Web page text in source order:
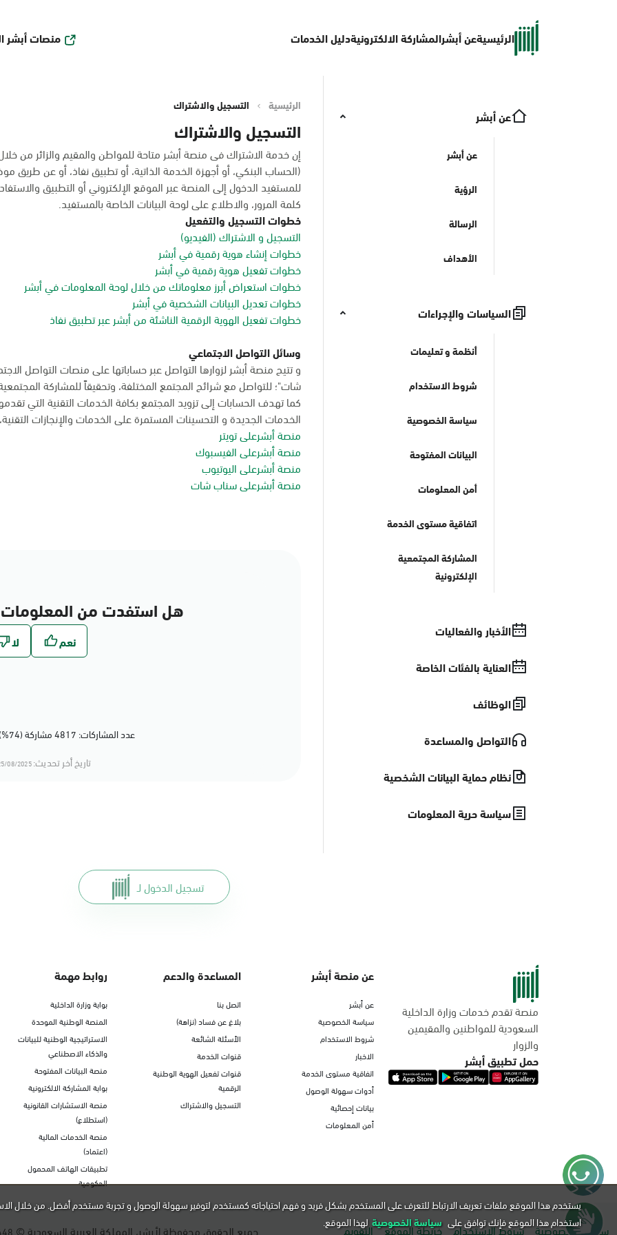
الرئيسيةعن أبشرالمشاركة الالكترونيةدليل الخدمات منصات أبشر
عن أبشر
عن أبشر
الرؤية
الرسالة
الأهداف
السياسات والإجراءات
أنظمة و تعليمات
شروط الاستخدام
سياسة الخصوصية
البيانات المفتوحة
أمن المعلومات
اتفاقية مستوى الخدمة
المشاركة المجتمعية
الإلكترونية
الأخبار والفعاليات
العناية بالفئات الخاصة
الوظائف
التواصل والمساعدة
نظام حماية البيانات الشخصية
سياسة حرية المعلومات
الرئيسية التسجيل والاشتراك
التسجيل والاشتراك
إن خدمة الاشتراك فى منصة أبشر متاحة للمواطن والمقيم والزائر من
(الحساب البنكي، أو أجهزة الخدمة الذاتية، أو تطبيق نفاذ، أو عن طريق
للمستفيد الدخول إلى المنصة عبر الموقع الإلكتروني أو التطبيق
كلمة المرور، والاطلاع على لوحة البيانات الخاصة بالمستفيد.
خطوات التسجيل والتفعيل
التسجيل و الاشتراك (الفيديو)
خطوات إنشاء هوية رقمية في أبشر
خطوات تفعيل هوية رقمية في أبشر
خطوات استعراض أبرز معلوماتك من خلال لوحة المعلومات في أبشر
خطوات تعديل البيانات الشخصية في أبشر
خطوات تفعيل الهوية الرقمية الناشئة من أبشر عبر تطبيق نفاذ
وسائل التواصل الاجتماعي
و تتيح منصة أبشر لزوارها التواصل عبر حساباتها على منصات التواصل
شات"؛ للتواصل مع شرائح المجتمع المختلفة، وتحقيقاً للمشاركة
كما تهدف الحسابات إلى تزويد المجتمع بكافة الخدمات التقنية التي
الخدمات الجديدة و التحسينات المستمرة على الخدمات والإنجازات
منصة أبشرعلى تويتر
منصة أبشرعلى الفيسبوك
منصة أبشرعلى اليوتيوب
منصة أبشرعلى سناب شات
هل استفدت من
عدد المشاركات: 4817 مشاركة (74%) أعجبهم المحتوى
تاريخ أخر تحديث:08/2025 11:08
تسجيل الدخول لـ
منصة تقدم خدمات وزارة الداخلية
السعودية للمواطنين والمقيمين
والزوار
حمل تطبيق أبشر
عن منصة أبشر
عن أبشر
سياسة الخصوصية
شروط الاستخدام
الاخبار
اتفاقية مستوى الخدمة
أدوات سهولة الوصول
بيانات إحصائية
أمن المعلومات
المساعدة والدعم
اتصل بنا
بلاغ عن فساد (نزاهة)
الأسئلة الشائعة
قنوات الخدمة
قنوات تفعيل الهوية الوطنية
الرقمية
التسجيل والاشتراك
روابط مهمة
بوابة وزارة الداخلية
المنصة الوطنية الموحدة
الاستراتيجية الوطنية للبيانات
والذكاء الاصطناعي
منصة البيانات المفتوحة
بوابة المشاركة الالكترونية
منصة الاستشارات القانونية
(استطلاع)
منصة الخدمات المالية
(اعتماد)
تطبيقات الهاتف المحمول
الحكومية
سياسة الخصوصية شروط الاستخدام خريطة الموقع التقويم جميع الحقوق محفوظة لأبشر، المملكة العربية السعودية ©
يستخدم هذا الموقع ملفات تعريف الارتباط للتعرف على المستخدم بشكل فريد و فهم احتياجاته كمستخدم لتوفير سهولة الوصول و تجربة مستخدم أفضل. من خلال
استخدام هذا الموقع فإنك توافق على سياسة الخصوصية لهذا الموقع.